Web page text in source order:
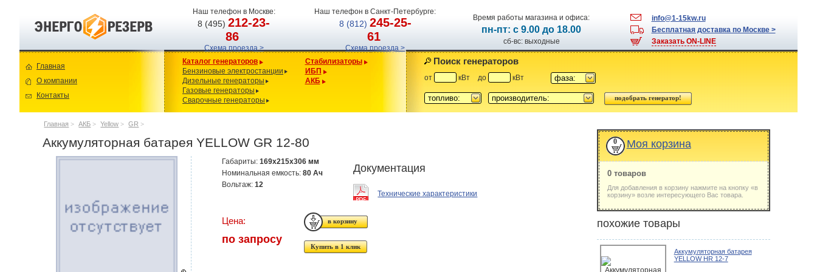
Наш телефон в Москве:
8 (495)212-23-
86
Схема проезда >
Наш телефон в Санкт-Петербурге:
8 (812) 245-25-
61
Схема проезда >
Время работы магазина и офиса:
пн-пт: с 9.00 до 18.00
сб-вс: выходные
info@1-15kw.ru
Бесплатная доставка по Москве >
Заказать ON-LINE
Главная
О компании
Контакты
Каталог генераторов
Бензиновые электростанции
Дизельные генераторы
Газовые генераторы
Сварочные генераторы
Стабилизаторы
ИБП
АКБ
Поиск генераторов
от кВт до кВт фаза:
топливо: производитель:
Главная > АКБ > Yellow > GR >
Аккумуляторная батарея YELLOW GR 12-80
Габариты:169x215x306 мм
Номинальная емкость:80 Ач
Вольтаж:12
Документация
Технические характеристики
Цена:
по запросу
Купить в 1 клик
0 Моя корзина
0 товаров
Для добавления в корзину нажмите на кнопку «в
корзину» возле интересующего Вас товара.
похожие товары
Аккумуляторная батарея
YELLOW HR 12-7